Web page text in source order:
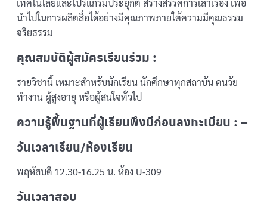
นำไปในการผลิตสื่อได้อย่างมีคุณภาพภายใต้ความมีคุณธรรม
จริยธรรม
คุณสมบัติผู้สมัครเรียนร่วม :
รายวิชานี้ เหมาะสำหรับนักเรียน นักศึกษาทุกสถาบัน คนวัย
ทำงาน ผู้สูงอายุ หรือผู้สนใจทั่วไป
ความรู้พื้นฐานที่ผู้เรียนพึงมีก่อนลงทะเบียน : –
วันเวลาเรียน/ห้องเรียน
พฤหัสบดี 12.30-16.25 น. ห้อง U-309
วันเวลาสอบ